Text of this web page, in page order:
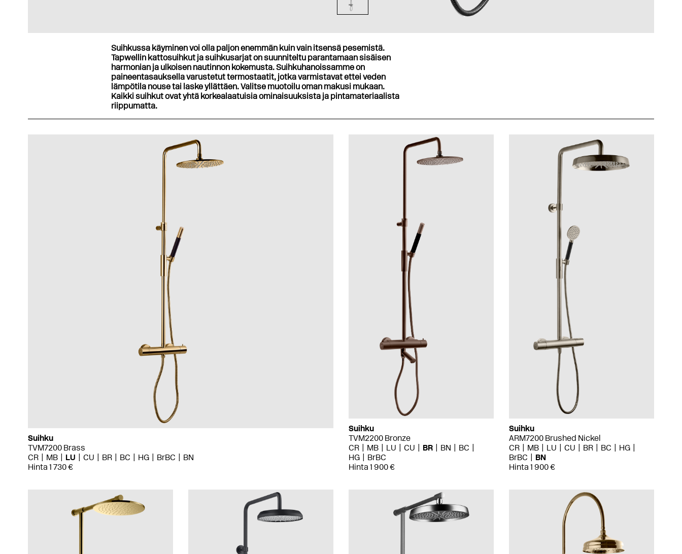
Suihkussa käyminen voi olla paljon enemmän kuin vain itsensä pesemistä.
Tapwellin kattosuihkut ja suihkusarjat on suunniteltu parantamaan sisäisen
harmonian ja ulkoisen nautinnon kokemusta. Suihkuhanoissamme on
paineentasauksella varustetut termostaatit, jotka varmistavat ettei veden
lämpötila nouse tai laske yllättäen. Valitse muotoilu oman makusi mukaan.
Kaikki suihkut ovat yhtä korkealaatuisia ominaisuuksista ja pintamateriaalista
riippumatta.
Suihku
TVM7200 Brass
CR
MB LU CU BR BC HG BrBC
BN
Hinta 1 730 €
Suihku
TVM2200 Bronze
CR
MB LU CU BR BN
BC
HG
BrBC
Hinta 1 900 €
Suihku
ARM7200 Brushed Nickel
CR
MB LU CU BR BC
HG
BrBC
BN
Hinta 1 900 €